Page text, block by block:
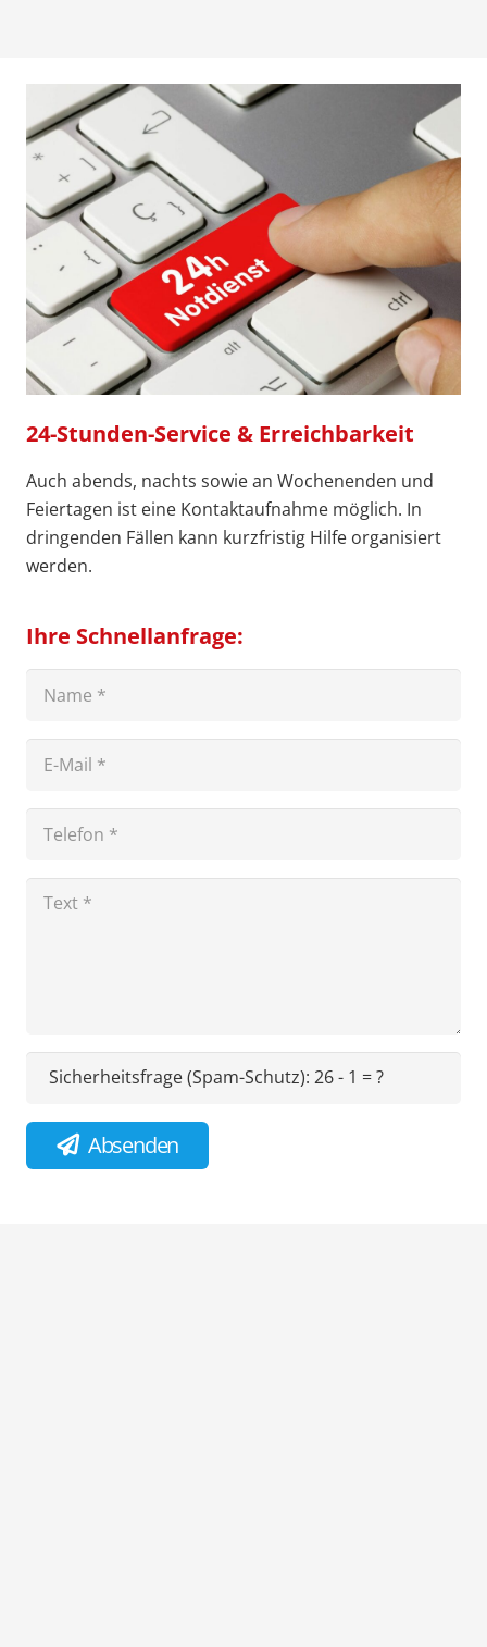
24-Stunden-Service & Erreichbarkeit
Auch abends, nachts sowie an Wochenenden und
Feiertagen ist eine Kontaktaufnahme möglich. In
dringenden Fällen kann kurzfristig Hilfe organisiert
werden.
Ihre Schnellanfrage:
Sicherheitsfrage (Spam-Schutz): 26 - 1 = ?
Absenden